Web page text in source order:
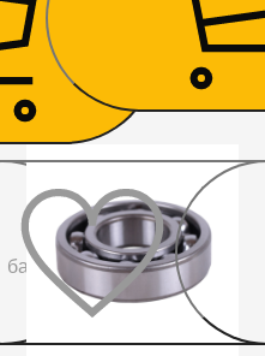
575₴
До
бажаного